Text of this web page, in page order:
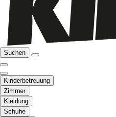
Suchen
Kinderbetreuung
Zimmer
Kleidung
Schuhe